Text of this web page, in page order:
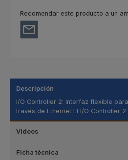
Recomendar este producto a un
Descripción
I/O Controller 2: Interfaz flexible
través de Ethernet El I/O Controller
Videos
Ficha técnica